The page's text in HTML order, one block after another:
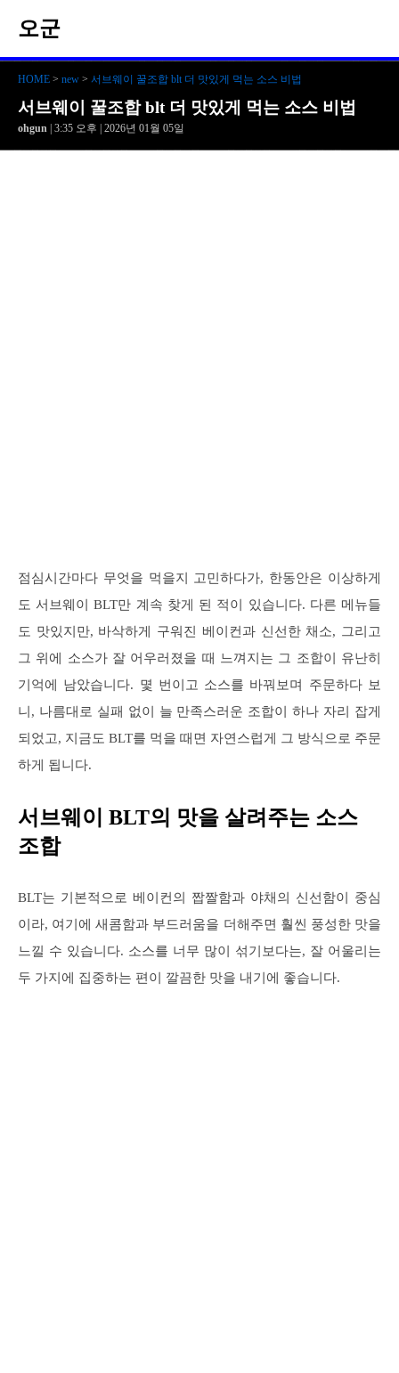
오군
HOME > new > 서브웨이 꿀조합 blt 더 맛있게 먹는 소스 비법
서브웨이 꿀조합 blt 더 맛있게 먹는 소스 비법
ohgun | 3:35 오후 | 2026년 01월 05일
점심시간마다 무엇을 먹을지 고민하다가, 한동안은 이상하게
도 서브웨이 BLT만 계속 찾게 된 적이 있습니다. 다른 메뉴들
도 맛있지만, 바삭하게 구워진 베이컨과 신선한 채소, 그리고
그 위에 소스가 잘 어우러졌을 때 느껴지는 그 조합이 유난히
기억에 남았습니다. 몇 번이고 소스를 바꿔보며 주문하다 보
니, 나름대로 실패 없이 늘 만족스러운 조합이 하나 자리 잡게
되었고, 지금도 BLT를 먹을 때면 자연스럽게 그 방식으로 주문
하게 됩니다.
서브웨이 BLT의 맛을 살려주는 소스
조합
BLT는 기본적으로 베이컨의 짭짤함과 야채의 신선함이 중심
이라, 여기에 새콤함과 부드러움을 더해주면 훨씬 풍성한 맛을
느낄 수 있습니다. 소스를 너무 많이 섞기보다는, 잘 어울리는
두 가지에 집중하는 편이 깔끔한 맛을 내기에 좋습니다.